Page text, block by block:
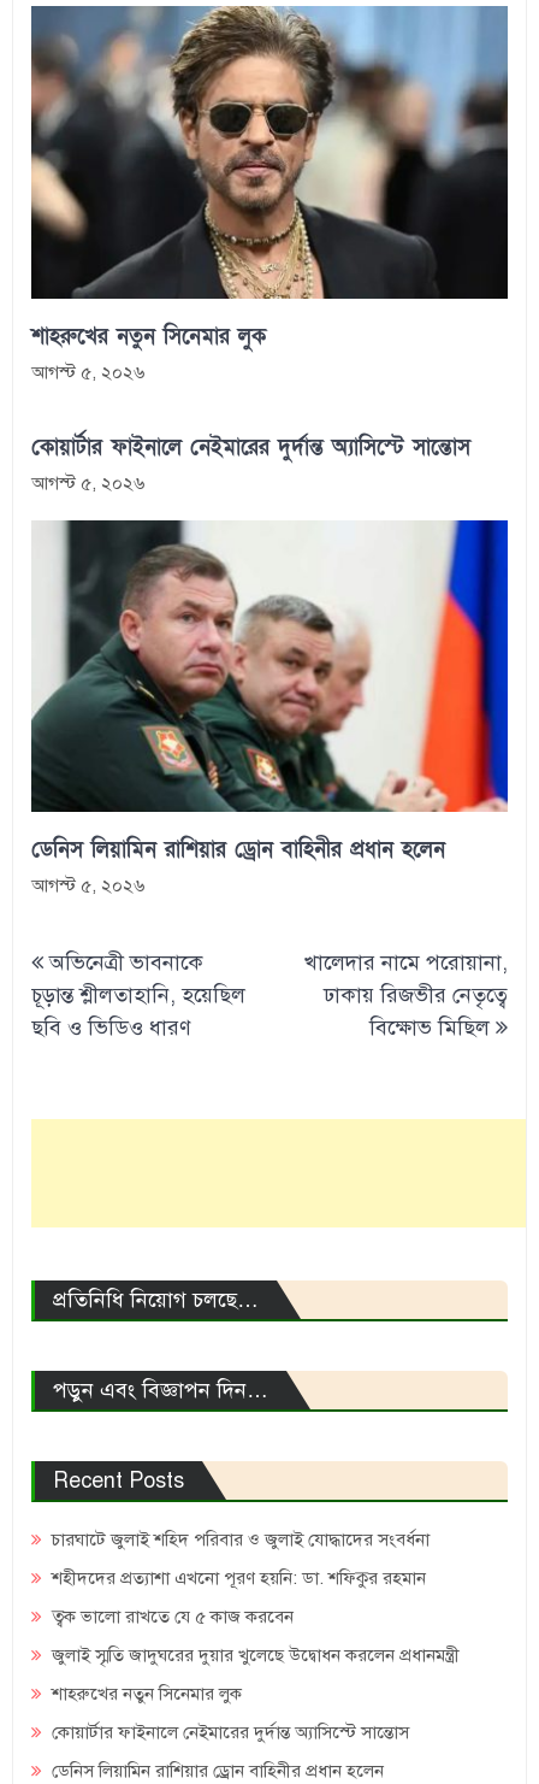
শাহরুখের নতুন সিনেমার লুক
আগস্ট ৫, ২০২৬
কোয়ার্টার ফাইনালে নেইমারের দুর্দান্ত অ্যাসিস্টে সান্তোস
আগস্ট ৫, ২০২৬
ডেনিস লিয়ামিন রাশিয়ার ড্রোন বাহিনীর প্রধান হলেন
আগস্ট ৫, ২০২৬
Post
navigation
অভিনেত্রী ভাবনাকে
চূড়ান্ত শ্লীলতাহানি, হয়েছিল
ছবি ও ভিডিও ধারণ
খালেদার নামে পরোয়ানা,
ঢাকায় রিজভীর নেতৃত্বে
বিক্ষোভ মিছিল
প্রতিনিধি নিয়োগ চলছে…
পড়ুন এবং বিজ্ঞাপন দিন…
Recent Posts
চারঘাটে জুলাই শহিদ পরিবার ও জুলাই যোদ্ধাদের সংবর্ধনা
শহীদদের প্রত্যাশা এখনো পূরণ হয়নি: ডা. শফিকুর রহমান
ত্বক ভালো রাখতে যে ৫ কাজ করবেন
জুলাই স্মৃতি জাদুঘরের দুয়ার খুলেছে উদ্বোধন করলেন প্রধানমন্ত্রী
শাহরুখের নতুন সিনেমার লুক
কোয়ার্টার ফাইনালে নেইমারের দুর্দান্ত অ্যাসিস্টে সান্তোস
ডেনিস লিয়ামিন রাশিয়ার ড্রোন বাহিনীর প্রধান হলেন